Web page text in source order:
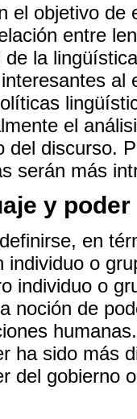
el objetivo
entre
la
al
el
del discurso.
serán más
y poder
en
individuo o
individuo o
noción de
ha sido más
del gobierno